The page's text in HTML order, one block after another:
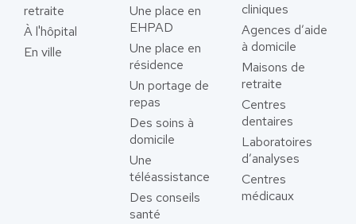
retraite
À l'hôpital
En ville
Une place en
EHPAD
Une place en
résidence
Un portage de
repas
Des soins à
domicile
Une
téléassistance
Des conseils
santé
cliniques
Agences d’aide
à domicile
Maisons de
retraite
Centres
dentaires
Laboratoires
d’analyses
Centres
médicaux